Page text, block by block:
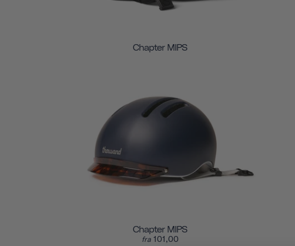
Chapter MIPS
Chapter MIPS
fra 101,00